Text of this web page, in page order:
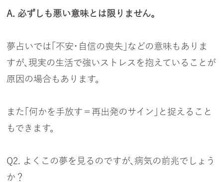
A. 必ずしも悪い意味とは限りません。
夢占いでは「不安・自信の喪失」などの意味もありま
すが、現実の生活で強いストレスを抱えていることが
原因の場合もあります。
また「何かを手放す＝再出発のサイン」と捉えること
もできます。
Q2. よくこの夢を見るのですが、病気の前兆でしょう
か？